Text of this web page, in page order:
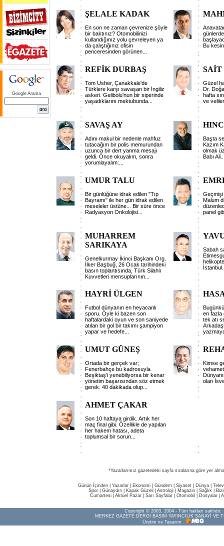
Google Arama
ŞELALE KADAK
En son ne zaman çevrenize şöyle
bir baktınız? Otomobilinizi
kullandığınız yolu çevreleyen ya
da çalıştığınız ofisin
penceresinden görünen...
Bu
REFİK DURBAŞ
Tom Usher, Çanakkale'de
Türklere karşı savaşan bir İngiliz
askeri. Gelibolu'nun bir siperinde
yaşadıklarını mektubunda...
SAİT
Güzel
Dr.
hafta
ve
SAVAŞ AY
Adını makul bir nedenle mahfuz
tutacağım bir polis memurundan
uzunca bir dert yanma mesajı
geldi. Önce okuyalım, sonra
yorumlayalım:...
Başta
Kazım
olmak
Babı
UMUR TALU
Bir günlüğüne idrak edilen "Tıp
Bayramı" ile her gün idrak edilen
meseleler üstüne... Bir süre önce
Radyasyon Onkolojisi...
Geçmişi
Malum
panel
MUHARREM
SARIKAYA
Genelkurmay İkinci Başkanı Org.
İlker Başbuğ, 26 Ocak tarihindeki
basın toplantısında, Türk Silahlı
Kuvvetleri mensuplarının...
Sabah
HAYRİ ÜLGEN
Futbol dünyanın en heyacanlı
sporu. Öyle ki bazen son
haftalardaki oyun ve son saniyede
atılan bir gol bir takımı şampiyon
yapar ve hedefe...
en fazla
tek atı
UMUT GÜNEŞ
Ortada bir gerçek var;
Fenerbahçe bu kadrosuyla
Beşiktaş'i yenebiliyorsa bir kenar
yönetim başarısından söz etmek
gerek. 40 dakikada olup...
Kimse
olan
AHMET ÇAKAR
Son 10 haftaya girdik. Artık her
maç final gibi. Özellikle de yapılan
her hakem hatası, adeta
toplumsal bir sorun...
*Yazarlarımız gazetedeki sayfa sıralarına göre yer
Günün İçinden Yazarlar Ekonomi Gündem Siyaset Dünya |
Spor
Günaydın Kapak Güzeli Astroloji Magazin Sağlık
Cumartesi| Aktüel Pazar| Sarı Sayfalar| Otomobil Dosyalar|
Copyright © 2003, 2004 - Tüm hakları saklıdır.
MERKEZ GAZETE DERGİ BASIM YAYINCILIK SANAYİ VE
Üretim ve Tasarım